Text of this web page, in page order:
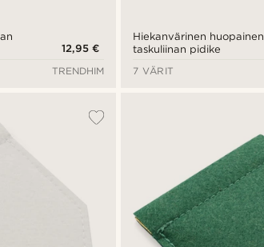
12,95 €
TRENDHIM
Hiekanvärinen huopainen
taskuliinan pidike
7 VÄRIT